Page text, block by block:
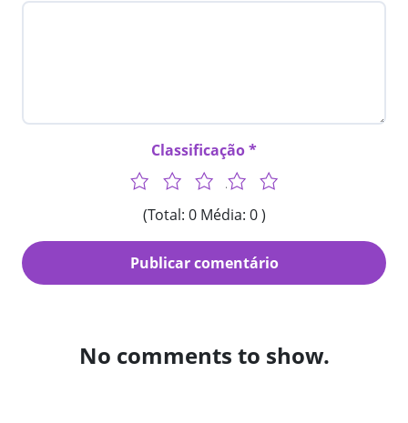
Classificação
4
(Total: 0 Média: 0 )
No comments to show.